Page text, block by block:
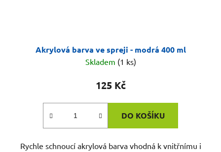
Akrylová barva ve spreji - modrá 400 ml
Skladem (1 ks)
125 Kč
DO KOŠÍKU
Rychle schnoucí akrylová barva vhodná k vnitřnímu i